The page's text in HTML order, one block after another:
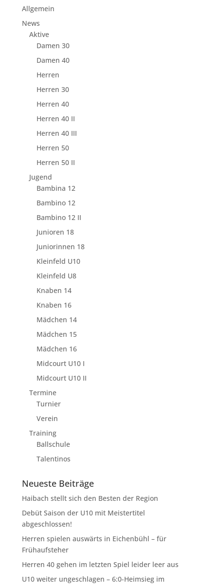
Allgemein
News
Aktive
Damen 30
Damen 40
Herren
Herren 30
Herren 40
Herren 40 II
Herren 40 III
Herren 50
Herren 50 II
Jugend
Bambina 12
Bambino 12
Bambino 12 II
Junioren 18
Juniorinnen 18
Kleinfeld U10
Kleinfeld U8
Knaben 14
Knaben 16
Mädchen 14
Mädchen 15
Mädchen 16
Midcourt U10 I
Midcourt U10 II
Termine
Turnier
Verein
Training
Ballschule
Talentinos
Neueste Beiträge
Haibach stellt sich den Besten der Region
Debüt Saison der U10 mit Meistertitel
abgeschlossen!
Herren spielen auswärts in Eichenbühl – für
Frühaufsteher
Herren 40 gehen im letzten Spiel leider leer aus
U10 weiter ungeschlagen – 6:0-Heimsieg im